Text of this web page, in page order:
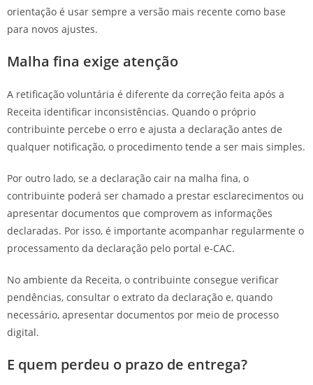
orientação é usar sempre a versão mais recente como base
para novos ajustes.
Malha fina exige atenção
A retificação voluntária é diferente da correção feita após a
Receita identificar inconsistências. Quando o próprio
contribuinte percebe o erro e ajusta a declaração antes de
qualquer notificação, o procedimento tende a ser mais simples.
Por outro lado, se a declaração cair na malha fina, o
contribuinte poderá ser chamado a prestar esclarecimentos ou
apresentar documentos que comprovem as informações
declaradas. Por isso, é importante acompanhar regularmente o
processamento da declaração pelo portal e-CAC.
No ambiente da Receita, o contribuinte consegue verificar
pendências, consultar o extrato da declaração e, quando
necessário, apresentar documentos por meio de processo
digital.
E quem perdeu o prazo de entrega?